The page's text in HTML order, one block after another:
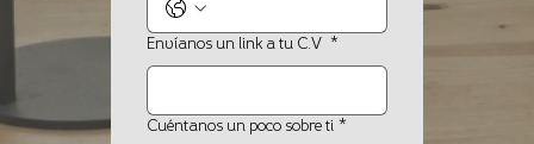
Envíanos un link a tu C.V *
Cuéntanos un poco sobre ti *